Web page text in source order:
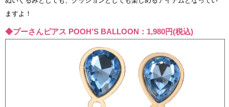
ますよ！
◆プーさんピアス POOH’S BALLOON：1,980円(税込)